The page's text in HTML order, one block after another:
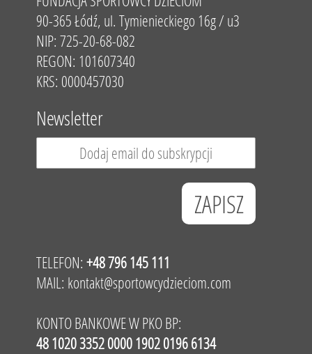
90-365 Łódź, ul. Tymienieckiego 16g / u3
NIP: 725-20-68-082
REGON: 101607340
KRS: 0000457030
Newsletter
TELEFON: +48 796 145 111
MAIL: kontakt@sportowcydzieciom.com
KONTO BANKOWE W PKO BP:
48 1020 3352 0000 1902 0196 6134